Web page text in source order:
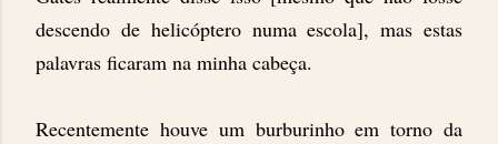
descendo de helicóptero numa escola], mas estas
palavras ficaram na minha cabeça.
Recentemente houve um burburinho em torno da